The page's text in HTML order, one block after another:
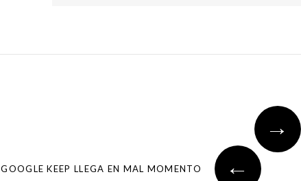
→
←
GOOGLE KEEP LLEGA EN MAL MOMENTO